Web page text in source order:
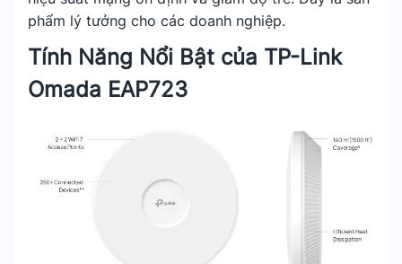
phẩm lý tưởng cho các doanh nghiệp.
Tính Năng Nổi Bật của TP-Link
Omada EAP723